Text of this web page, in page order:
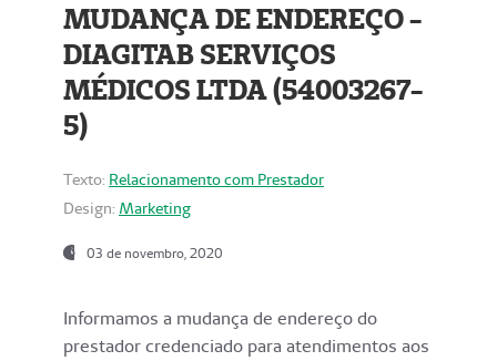
MUDANÇA DE ENDEREÇO -
DIAGITAB SERVIÇOS
MÉDICOS LTDA (54003267-
5)
Texto: Relacionamento com Prestador
Design: Marketing
03 de novembro, 2020
Informamos a mudança de endereço do
prestador credenciado para atendimentos aos